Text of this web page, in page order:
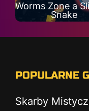
Worms Zone a
Snake
POPULARNE
Skarby